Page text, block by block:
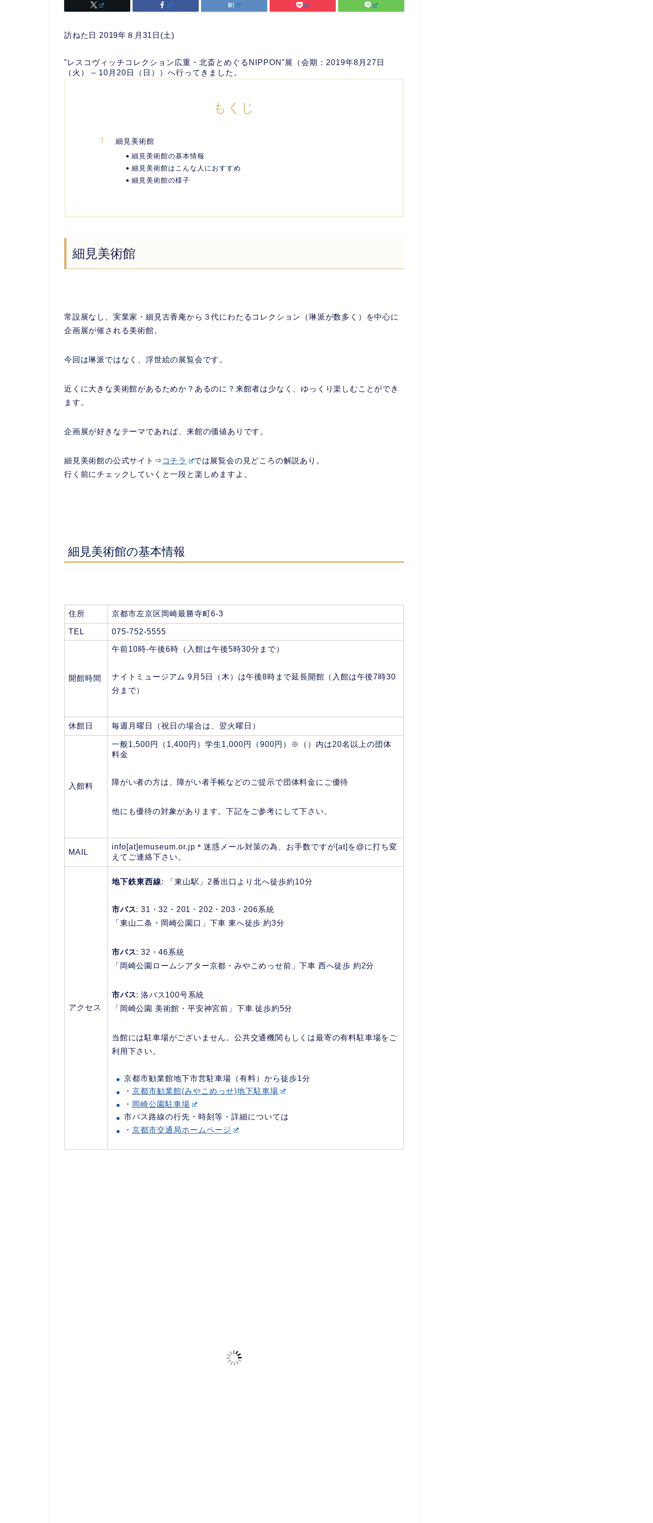
訪ねた日 2019年８月31日(土)
”レスコヴィッチコレクション 広重・北斎とめぐるNIPPON”展（会期：2019年8月27日
（火） – 10月20日（日））へ行ってきました。
もくじ
細見美術館
細見美術館の基本情報
細見美術館はこんな人におすすめ
細見美術館の様子
細見美術館
常設展なし、実業家・細見古香庵から３代にわたるコレクション（琳派が数多く）を中心に
企画展が催される美術館。
今回は琳派ではなく、浮世絵の展覧会です。
近くに大きな美術館があるためか？あるのに？来館者は少なく、ゆっくり楽しむことができ
ます。
企画展が好きなテーマであれば、来館の価値ありです。
細見美術館の公式サイト⇒ コチラ
では展覧会の見どころの解説あり。
行く前にチェックしていくと一段と楽しめますよ。
細見美術館の基本情報
住所 京都市左京区岡崎最勝寺町6-3
TEL 075-752-5555
開館時間
午前10時-午後6時（入館は午後5時30分まで）
ナイトミュージアム 9月5日（木）は午後8時まで延長開館（入館は午後7時30
分まで）
休館日 毎週月曜日（祝日の場合は、翌火曜日）
入館料
一般1,500円（1,400円）学生1,000円（900円）※（）内は20名以上の団体
料金
障がい者の方は、障がい者手帳などのご提示で団体料金にご優待
他にも優待の対象があります。下記をご参考にして下さい。
MAIL
info[at]emuseum.or.jp＊迷惑メール対策の為、お手数ですが[at]を@に打ち変
えてご連絡下さい。
アクセス
地下鉄東西線: 「東山駅」2番出口より北へ徒歩約10分
市バス: 31・32・201・202・203・206系統
「東山二条・岡崎公園口」下車 東へ徒歩 約3分
市バス: 32・46系統
「岡崎公園ロームシアター京都・みやこめっせ前」下車 西へ徒歩 約2分
市バス: 洛バス100号系統
「岡崎公園 美術館・平安神宮前」下車 徒歩約5分
当館には駐車場がございません。公共交通機関もしくは最寄の有料駐車場をご
利用下さい。
京都市勧業館地下市営駐車場（有料）から徒歩1分
・ 京都市勧業館(みやこめっせ)地下駐車場
・ 岡崎公園駐車場
市バス路線の行先・時刻等・詳細については
・ 京都市交通局ホームページ